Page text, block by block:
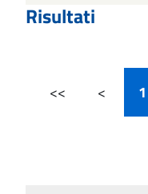
Risultati
<< < 1